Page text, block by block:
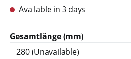
Available in 3 days
Select
Gesamtlänge (mm)